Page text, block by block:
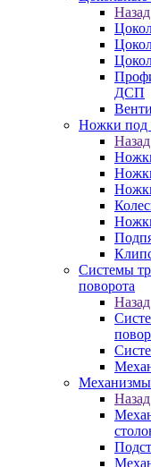
Назад
ДСП
Ножки под
Назад
Системы
поворота
Назад
Механизмы
Назад